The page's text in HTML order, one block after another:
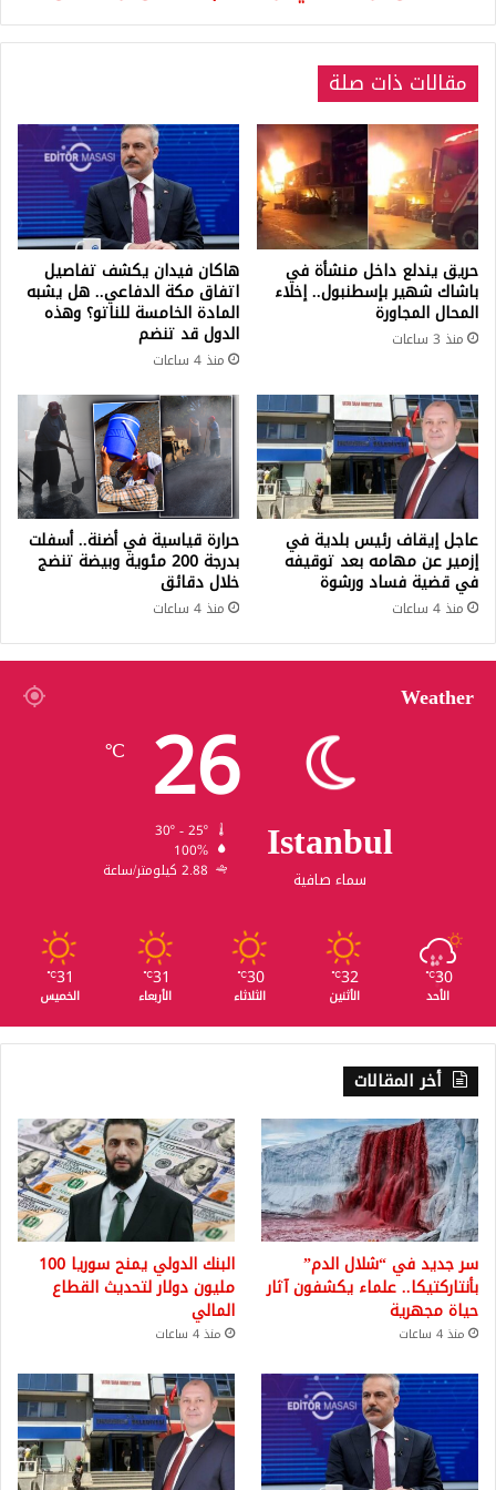
مقالات ذات صلة
حريق يندلع داخل منشأة في
باشاك شهير بإسطنبول.. إخلاء
المحال المجاورة
منذ 3 ساعات
هاكان فيدان يكشف تفاصيل
اتفاق مكة الدفاعي.. هل يشبه
المادة الخامسة للناتو؟ وهذه
الدول قد تنضم
منذ 4 ساعات
عاجل إيقاف رئيس بلدية في
إزمير عن مهامه بعد توقيفه
في قضية فساد ورشوة
منذ 4 ساعات
حرارة قياسية في أضنة.. أسفلت
بدرجة 200 مئوية وبيضة تنضج
خلال دقائق
منذ 4 ساعات
Weather
Istanbul
سماء صافية
26
℃
100%
2.88 كيلومتر/ساعة
30
℃
الأحد
32
℃
الأثنين
30
℃
الثلاثاء
31
℃
الأربعاء
31
℃
الخميس
أخر المقالات
سر جديد في “شلال الدم”
بأنتاركتيكا.. علماء يكشفون آثار
حياة مجهرية
منذ 4 ساعات
البنك الدولي يمنح سوريا 100
مليون دولار لتحديث القطاع
المالي
منذ 4 ساعات